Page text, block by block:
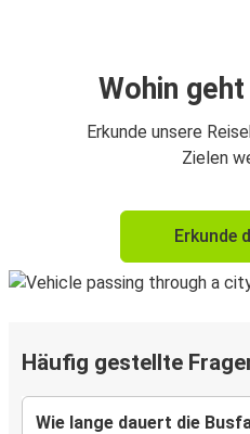
Wohin
Erkunde unsere
Zielen
Erkunde
Häufig gestellte
Wie lange dauert die